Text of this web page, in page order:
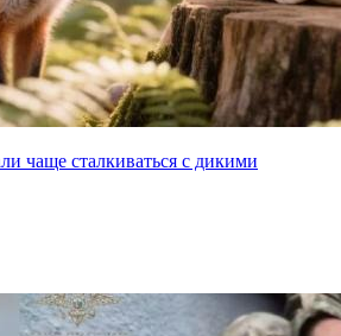
чаще сталкиваться с дикими